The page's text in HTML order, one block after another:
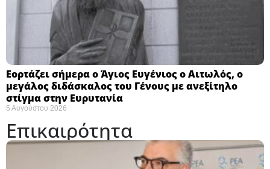
Εορτάζει σήμερα ο Άγιος Ευγένιος ο Αιτωλός, ο
μεγάλος διδάσκαλος του Γένους με ανεξίτηλο
στίγμα στην Ευρυτανία
5 Αυγούστου 2026
Επικαιρότητα